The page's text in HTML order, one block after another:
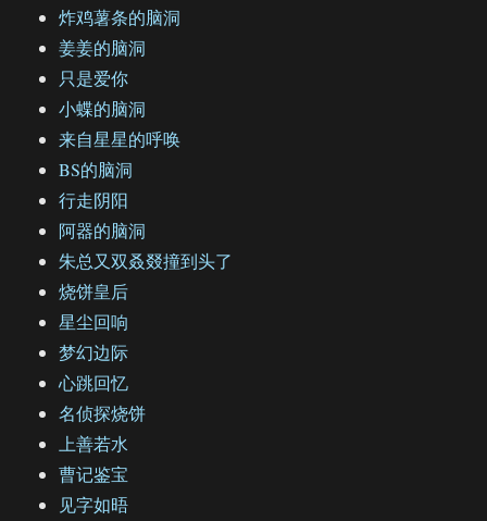
炸鸡薯条的脑洞
姜姜的脑洞
只是爱你
小蝶的脑洞
来自星星的呼唤
BS的脑洞
行走阴阳
阿器的脑洞
朱总又双叒叕撞到头了
烧饼皇后
星尘回响
梦幻边际
心跳回忆
名侦探烧饼
上善若水
曹记鉴宝
见字如晤